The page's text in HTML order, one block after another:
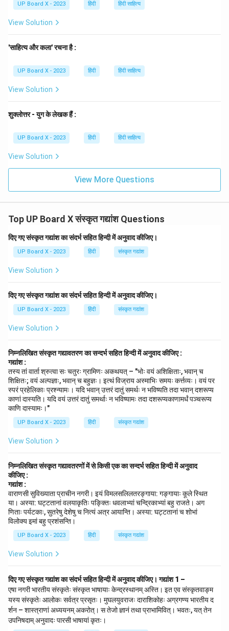
UP Board X - 2023 हिंदी हिंदी साहित्य
View Solution
'साहित्य और कला' रचना है :
UP Board X - 2023 हिंदी हिंदी साहित्य
View Solution
शुक्लोत्तर - युग के लेखक हैं :
UP Board X - 2023 हिंदी हिंदी साहित्य
View Solution
View More Questions
Top UP Board X संस्कृत गद्यांश Questions
दिए गए संस्कृत गद्यांश का संदर्भ सहित हिन्दी में अनुवाद कीजिए।
UP Board X - 2023 हिंदी संस्कृत गद्यांश
View Solution
दिए गए संस्कृत गद्यांश का संदर्भ सहित हिन्दी में अनुवाद कीजिए।
UP Board X - 2023 हिंदी संस्कृत गद्यांश
View Solution
निम्नलिखित संस्कृत गद्यावतरण का सन्दर्भ सहित हिन्दी में अनुवाद कीजिए :
गद्यांश :
तस्य तां वार्ता श्रुत्वा सः चतुरः ग्रामिणः अकथयत् – "भोः वयं अशिक्षिताः, भवान् च
शिक्षितः; वयं अल्पज्ञाः, भवान् च बहुज्ञः। इत्थं विज्राय अस्माभिः समयः कर्त्तव्यः। वयं पर
स्परं प्रहेलिकाः प्रश्न्यामः। यदि भवान् उत्तरं दातुं समर्थः न भविष्यति तदा भवान् दशरूप्य
काणां दास्यति। यदि वयं उत्तरं दातुं समर्थाः न भविष्यामः तदा दशरूप्यकाणामर्धं पञ्चरूप्य
काणि दास्यामः।"
UP Board X - 2023 हिंदी संस्कृत गद्यांश
View Solution
निम्नलिखित संस्कृत गद्यावतरणों में से किसी एक का सन्दर्भ सहित हिन्दी में अनुवाद
कीजिए :
गद्यांश :
वाराणसी सुविख्याता प्राचीन नगरी। इयं विमलसलिलतरङ्गाया: गङ्गायाः कूले स्थित
या। अस्या: घट्टतानां वलयाकृतिः पङ्क्तिः धवलाभ्यां चन्द्रिकाभ्यां बहु राजते। अग
णिताः पर्यटकाः, सुतरेषु देशेषु च नित्यं अत्र आयान्ति। अस्या: घट्टतानां च शोभां
विलोक्य इमां बहु प्रशंसन्ति।
UP Board X - 2023 हिंदी संस्कृत गद्यांश
View Solution
दिए गए संस्कृत गद्यांश का संदर्भ सहित हिन्दी में अनुवाद कीजिए। गद्यांश 1 –
एषा नगरी भारतीय संस्कृतेः संस्कृत भाषायाः केन्द्रस्थानम् अस्ति। इत एव संस्कृतवाङ्म
यस्य संस्कृतेः आलोकः सर्वत्र प्रसृतः। मुघलयुवराजः दाराशिकोहः अग्रगण्य भारतीय द
र्शन – शास्त्राणां अध्ययनम् अकरोत्। स तेजो ज्ञानं तथा प्राभामिवित्। भवतः, यत् तेन
उपनिषदाम् अनुवादः पारसी भाषायां कृतः।